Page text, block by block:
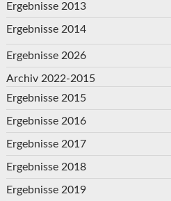
Ergebnisse 2013
Ergebnisse 2014
Ergebnisse 2026
Archiv 2022-2015
Ergebnisse 2015
Ergebnisse 2016
Ergebnisse 2017
Ergebnisse 2018
Ergebnisse 2019